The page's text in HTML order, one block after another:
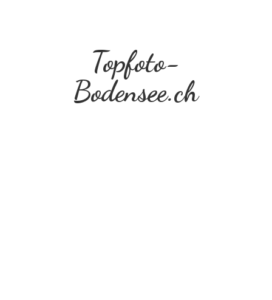
Topfoto-
Bodensee.ch